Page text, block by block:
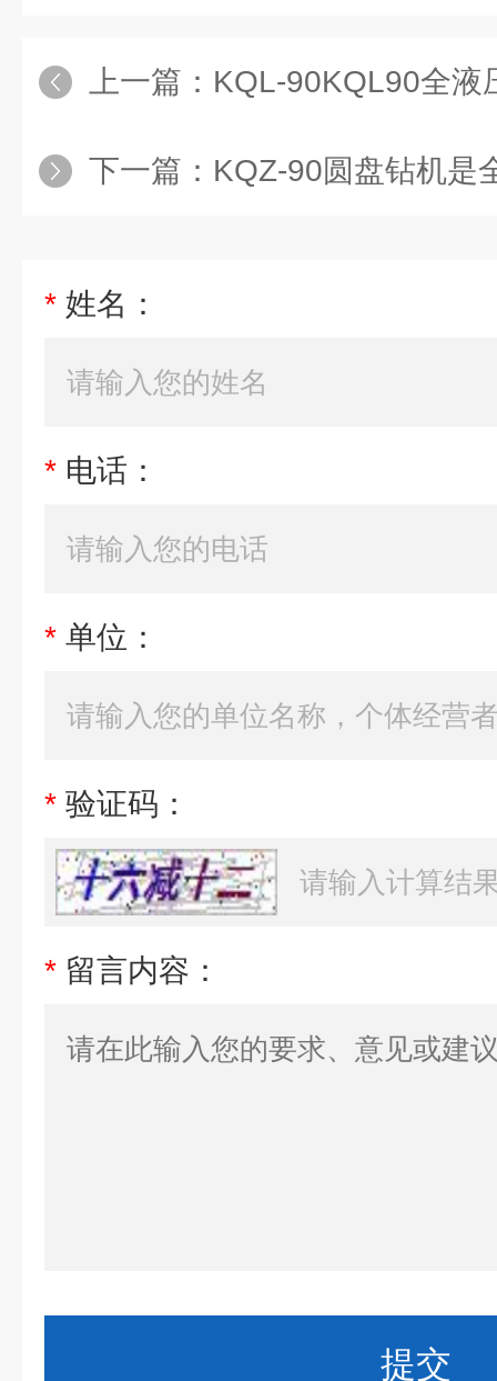
上一篇： KQL-90KQL90全液压潜孔
下一篇： KQZ-90圆盘钻机是全气
* 姓名：
* 电话：
* 单位：
* 验证码：
* 留言内容：